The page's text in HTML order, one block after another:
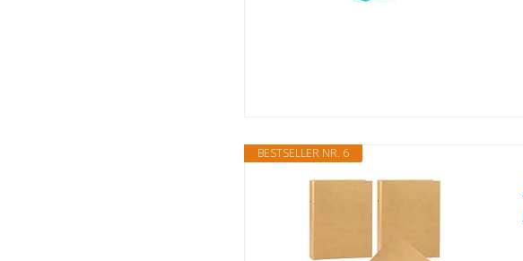
BESTSELLER NR. 6